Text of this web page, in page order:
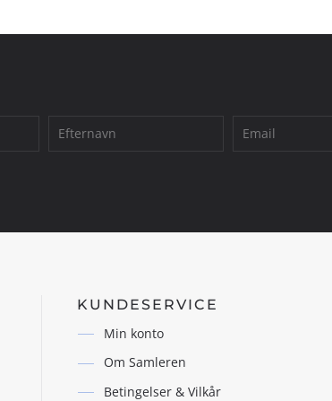
KUNDESERVICE
Min konto
Om Samleren
Betingelser & Vilkår